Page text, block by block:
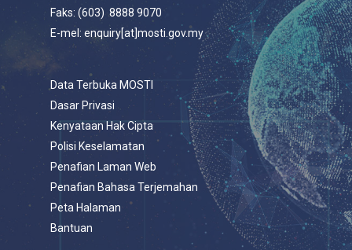
Faks: (603) 8888 9070
E-mel: enquiry[at]mosti.gov.my
Data Terbuka MOSTI
Dasar Privasi
Kenyataan Hak Cipta
Polisi Keselamatan
Penafian Laman Web
Penafian Bahasa Terjemahan
Peta Halaman
Bantuan